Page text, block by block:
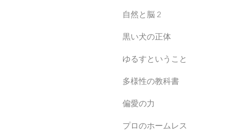
自然と脳 2
黒い犬の正体
ゆるすということ
多様性の教科書
偏愛の力
プロのホームレス